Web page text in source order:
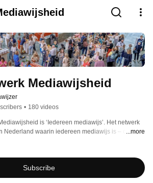
Mediawijsheid
• 180 videos
is ‘Iedereen mediawijs’. Het netwerk
Nederland waarin iedereen mediawijs is – of bezig
bewegen in een samenleving waarin (online)
rol spelen.
...more
Subscribe